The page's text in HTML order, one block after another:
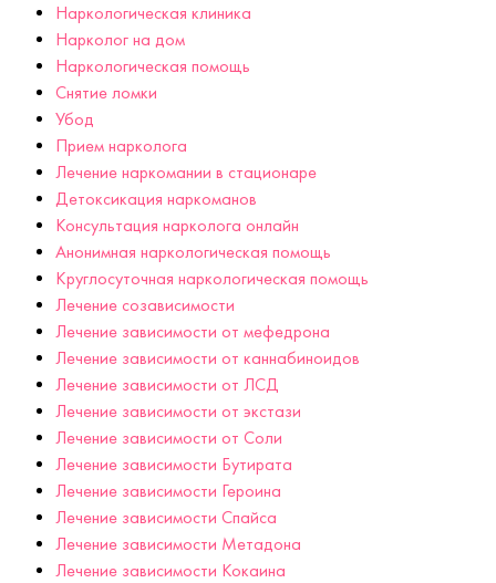
Наркологическая клиника
Нарколог на дом
Наркологическая помощь
Снятие ломки
Убод
Прием нарколога
Лечение наркомании в стационаре
Детоксикация наркоманов
Консультация нарколога онлайн
Анонимная наркологическая помощь
Круглосуточная наркологическая помощь
Лечение созависимости
Лечение зависимости от мефедрона
Лечение зависимости от каннабиноидов
Лечение зависимости от ЛСД
Лечение зависимости от экстази
Лечение зависимости от Соли
Лечение зависимости Бутирата
Лечение зависимости Героина
Лечение зависимости Спайса
Лечение зависимости Метадона
Лечение зависимости Кокаина